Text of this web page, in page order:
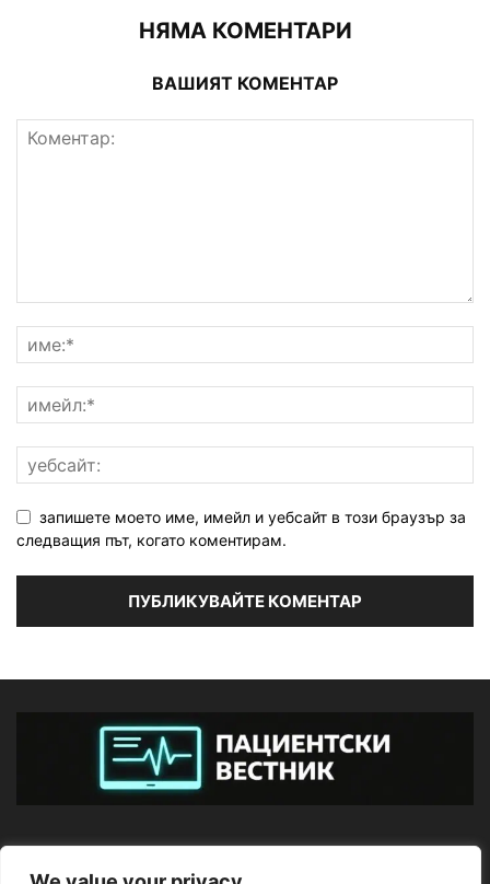
НЯМА КОМЕНТАРИ
ВАШИЯТ КОМЕНТАР
запишете моето име, имейл и уебсайт в този браузър за
следващия път, когато коментирам.